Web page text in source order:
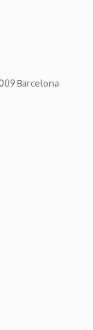
Barcelona